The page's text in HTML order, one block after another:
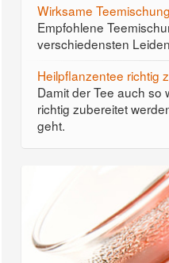
Wirksame
Empfohlene
verschiedensten
Heilpflanzentee richtig
Damit der Tee auch so
richtig zubereitet
geht.